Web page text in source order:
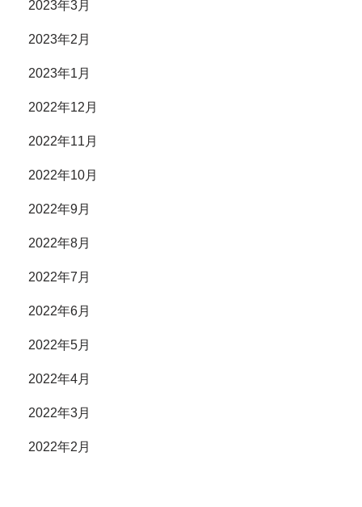
2023年3月
2023年2月
2023年1月
2022年12月
2022年11月
2022年10月
2022年9月
2022年8月
2022年7月
2022年6月
2022年5月
2022年4月
2022年3月
2022年2月